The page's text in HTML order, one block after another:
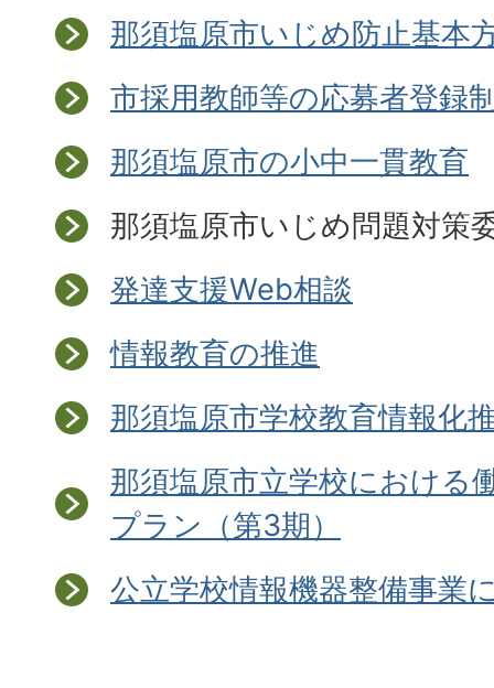
那須塩原市いじめ防止基本
市採用教師等の応募者登録
那須塩原市の小中一貫教育
那須塩原市いじめ問題対策
発達支援Web相談
情報教育の推進
那須塩原市学校教育情報化
那須塩原市立学校における
プラン（第3期）
公立学校情報機器整備事業